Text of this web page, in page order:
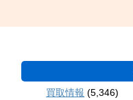
買取情報 (5,346)